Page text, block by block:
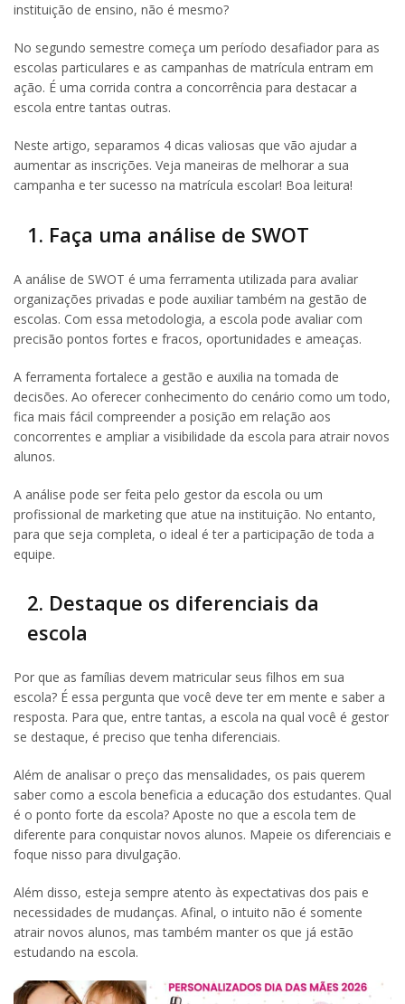
instituição de ensino, não é mesmo?
No segundo semestre começa um período desafiador para as
escolas particulares e as campanhas de matrícula entram em
ação. É uma corrida contra a concorrência para destacar a
escola entre tantas outras.
Neste artigo, separamos 4 dicas valiosas que vão ajudar a
aumentar as inscrições. Veja maneiras de melhorar a sua
campanha e ter sucesso na matrícula escolar! Boa leitura!
1. Faça uma análise de SWOT
A análise de SWOT é uma ferramenta utilizada para avaliar
organizações privadas e pode auxiliar também na gestão de
escolas. Com essa metodologia, a escola pode avaliar com
precisão pontos fortes e fracos, oportunidades e ameaças.
A ferramenta fortalece a gestão e auxilia na tomada de
decisões. Ao oferecer conhecimento do cenário como um todo,
fica mais fácil compreender a posição em relação aos
concorrentes e ampliar a visibilidade da escola para atrair novos
alunos.
A análise pode ser feita pelo gestor da escola ou um
profissional de marketing que atue na instituição. No entanto,
para que seja completa, o ideal é ter a participação de toda a
equipe.
2. Destaque os diferenciais da
escola
Por que as famílias devem matricular seus filhos em sua
escola? É essa pergunta que você deve ter em mente e saber a
resposta. Para que, entre tantas, a escola na qual você é gestor
se destaque, é preciso que tenha diferenciais.
Além de analisar o preço das mensalidades, os pais querem
saber como a escola beneficia a educação dos estudantes. Qual
é o ponto forte da escola? Aposte no que a escola tem de
diferente para conquistar novos alunos. Mapeie os diferenciais e
foque nisso para divulgação.
Além disso, esteja sempre atento às expectativas dos pais e
necessidades de mudanças. Afinal, o intuito não é somente
atrair novos alunos, mas também manter os que já estão
estudando na escola.